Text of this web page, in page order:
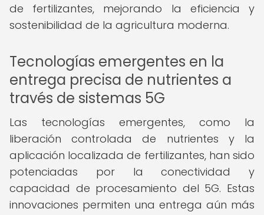
de fertilizantes, mejorando la eficiencia y
sostenibilidad de la agricultura moderna.
Tecnologías emergentes en la
entrega precisa de nutrientes a
través de sistemas 5G
Las tecnologías emergentes, como la
liberación controlada de nutrientes y la
aplicación localizada de fertilizantes, han sido
potenciadas por la conectividad y
capacidad de procesamiento del 5G. Estas
innovaciones permiten una entrega aún más